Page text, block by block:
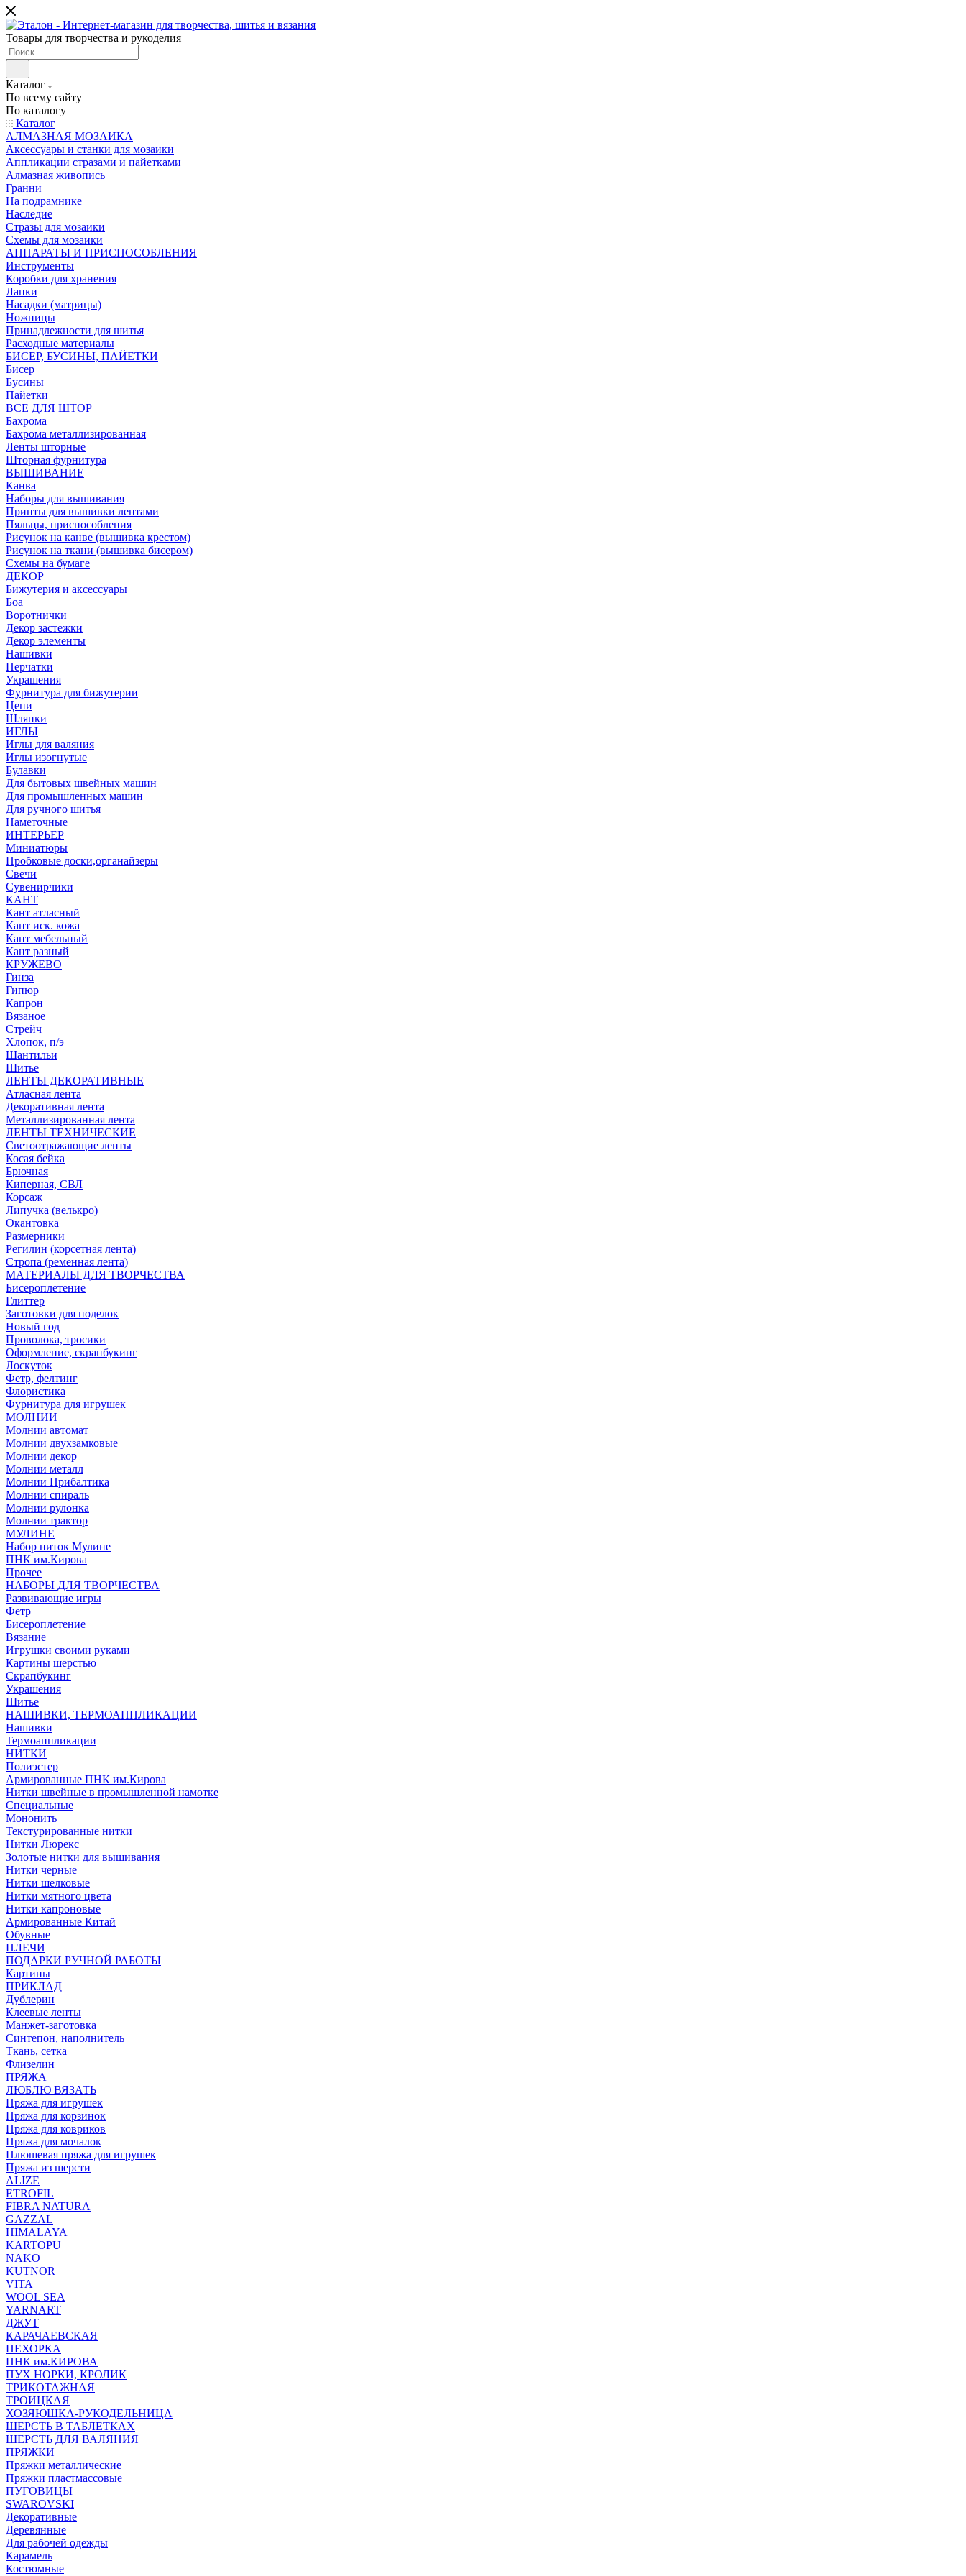
Товары для творчества и рукоделия
Каталог
По всему сайту
По каталогу
Каталог
АЛМАЗНАЯ МОЗАИКА
Аксессуары и станки для мозаики
Аппликации стразами и пайетками
Алмазная живопись
Гранни
На подрамнике
Наследие
Стразы для мозаики
Схемы для мозаики
АППАРАТЫ И ПРИСПОСОБЛЕНИЯ
Инструменты
Коробки для хранения
Лапки
Насадки (матрицы)
Ножницы
Принадлежности для шитья
Расходные материалы
БИСЕР, БУСИНЫ, ПАЙЕТКИ
Бисер
Бусины
Пайетки
ВСЕ ДЛЯ ШТОР
Бахрома
Бахрома металлизированная
Ленты шторные
Шторная фурнитура
ВЫШИВАНИЕ
Канва
Наборы для вышивания
Принты для вышивки лентами
Пяльцы, приспособления
Рисунок на канве (вышивка крестом)
Рисунок на ткани (вышивка бисером)
Схемы на бумаге
ДЕКОР
Бижутерия и аксессуары
Боа
Воротнички
Декор застежки
Декор элементы
Нашивки
Перчатки
Украшения
Фурнитура для бижутерии
Цепи
Шляпки
ИГЛЫ
Иглы для валяния
Иглы изогнутые
Булавки
Для бытовых швейных машин
Для промышленных машин
Для ручного шитья
Наметочные
ИНТЕРЬЕР
Миниатюры
Пробковые доски,органайзеры
Свечи
Сувенирчики
КАНТ
Кант атласный
Кант иск. кожа
Кант мебельный
Кант разный
КРУЖЕВО
Гинза
Гипюр
Капрон
Вязаное
Стрейч
Хлопок, п/э
Шантильи
Шитье
ЛЕНТЫ ДЕКОРАТИВНЫЕ
Атласная лента
Декоративная лента
Металлизированная лента
ЛЕНТЫ ТЕХНИЧЕСКИЕ
Светоотражающие ленты
Косая бейка
Брючная
Киперная, СВЛ
Корсаж
Липучка (велькро)
Окантовка
Размерники
Регилин (корсетная лента)
Стропа (ременная лента)
МАТЕРИАЛЫ ДЛЯ ТВОРЧЕСТВА
Бисероплетение
Глиттер
Заготовки для поделок
Новый год
Проволока, тросики
Оформление, скрапбукинг
Лоскуток
Фетр, фелтинг
Флористика
Фурнитура для игрушек
МОЛНИИ
Молнии автомат
Молнии двухзамковые
Молнии декор
Молнии металл
Молнии Прибалтика
Молнии спираль
Молнии рулонка
Молнии трактор
МУЛИНЕ
Набор ниток Мулине
ПНК им.Кирова
Прочее
НАБОРЫ ДЛЯ ТВОРЧЕСТВА
Развивающие игры
Фетр
Бисероплетение
Вязание
Игрушки своими руками
Картины шерстью
Скрапбукинг
Украшения
Шитье
НАШИВКИ, ТЕРМОАППЛИКАЦИИ
Нашивки
Термоаппликации
НИТКИ
Полиэстер
Армированные ПНК им.Кирова
Нитки швейные в промышленной намотке
Специальные
Мононить
Текстурированные нитки
Нитки Люрекс
Золотые нитки для вышивания
Нитки черные
Нитки шелковые
Нитки мятного цвета
Нитки капроновые
Армированные Китай
Обувные
ПЛЕЧИ
ПОДАРКИ РУЧНОЙ РАБОТЫ
Картины
ПРИКЛАД
Дублерин
Клеевые ленты
Манжет-заготовка
Синтепон, наполнитель
Ткань, сетка
Флизелин
ПРЯЖА
ЛЮБЛЮ ВЯЗАТЬ
Пряжа для игрушек
Пряжа для корзинок
Пряжа для ковриков
Пряжа для мочалок
Плюшевая пряжа для игрушек
Пряжа из шерсти
ALIZE
ETROFIL
FIBRA NATURA
GAZZAL
HIMALAYA
KARTOPU
NAKO
KUTNOR
VITA
WOOL SEA
YARNART
ДЖУТ
КАРАЧАЕВСКАЯ
ПЕХОРКА
ПНК им.КИРОВА
ПУХ НОРКИ, КРОЛИК
ТРИКОТАЖНАЯ
ТРОИЦКАЯ
ХОЗЯЮШКА-РУКОДЕЛЬНИЦА
ШЕРСТЬ В ТАБЛЕТКАХ
ШЕРСТЬ ДЛЯ ВАЛЯНИЯ
ПРЯЖКИ
Пряжки металлические
Пряжки пластмассовые
ПУГОВИЦЫ
SWAROVSKI
Декоративные
Деревянные
Для рабочей одежды
Карамель
Костюмные